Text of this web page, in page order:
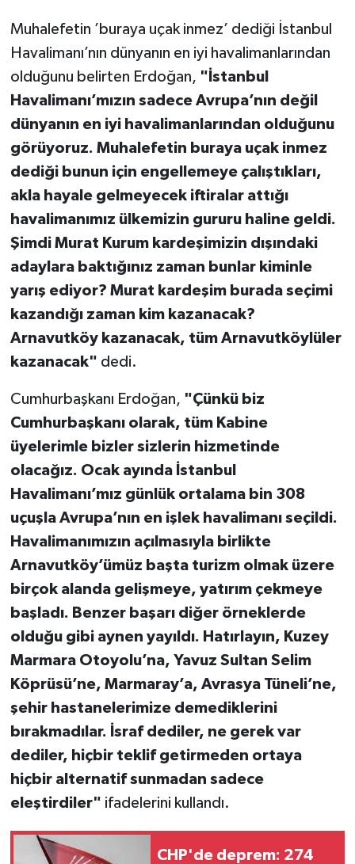
Muhalefetin ’buraya uçak inmez’ dediği İstanbul
Havalimanı’nın dünyanın en iyi havalimanlarından
olduğunu belirten Erdoğan, "İstanbul
Havalimanı’mızın sadece Avrupa’nın değil
dünyanın en iyi havalimanlarından olduğunu
görüyoruz. Muhalefetin buraya uçak inmez
dediği bunun için engellemeye çalıştıkları,
akla hayale gelmeyecek iftiralar attığı
havalimanımız ülkemizin gururu haline geldi.
Şimdi Murat Kurum kardeşimizin dışındaki
adaylara baktığınız zaman bunlar kiminle
yarış ediyor? Murat kardeşim burada seçimi
kazandığı zaman kim kazanacak?
Arnavutköy kazanacak, tüm Arnavutköylüler
kazanacak" dedi.
Cumhurbaşkanı Erdoğan, "Çünkü biz
Cumhurbaşkanı olarak, tüm Kabine
üyelerimle bizler sizlerin hizmetinde
olacağız. Ocak ayında İstanbul
Havalimanı’mız günlük ortalama bin 308
uçuşla Avrupa’nın en işlek havalimanı seçildi.
Havalimanımızın açılmasıyla birlikte
Arnavutköy’ümüz başta turizm olmak üzere
birçok alanda gelişmeye, yatırım çekmeye
başladı. Benzer başarı diğer örneklerde
olduğu gibi aynen yayıldı. Hatırlayın, Kuzey
Marmara Otoyolu’na, Yavuz Sultan Selim
Köprüsü’ne, Marmaray’a, Avrasya Tüneli’ne,
şehir hastanelerimize demediklerini
bırakmadılar. İsraf dediler, ne gerek var
dediler, hiçbir teklif getirmeden ortaya
hiçbir alternatif sunmadan sadece
eleştirdiler" ifadelerini kullandı.
CHP'de deprem: 274